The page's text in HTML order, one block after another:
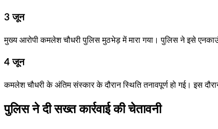
3 जून
मुख्य आरोपी कमलेश चौधरी पुलिस मुठभेड़ में मारा गया। पुलिस ने इसे
4 जून
कमलेश चौधरी के अंतिम संस्कार के दौरान स्थिति तनावपूर्ण हो गई। इस
पुलिस ने दी सख्त कार्रवाई की चेतावनी